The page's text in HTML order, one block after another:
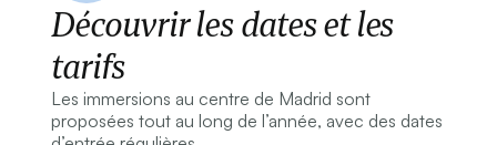
Découvrir les dates et les
tarifs
Les immersions au centre de Madrid sont
proposées tout au long de l’année, avec des dates